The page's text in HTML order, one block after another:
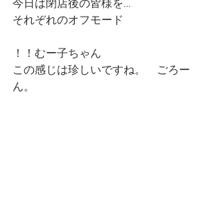
今日は閉店後の皆様を…
それぞれのオフモード
！！むー子ちゃん
この感じは珍しいですね。　ごろー
ん。